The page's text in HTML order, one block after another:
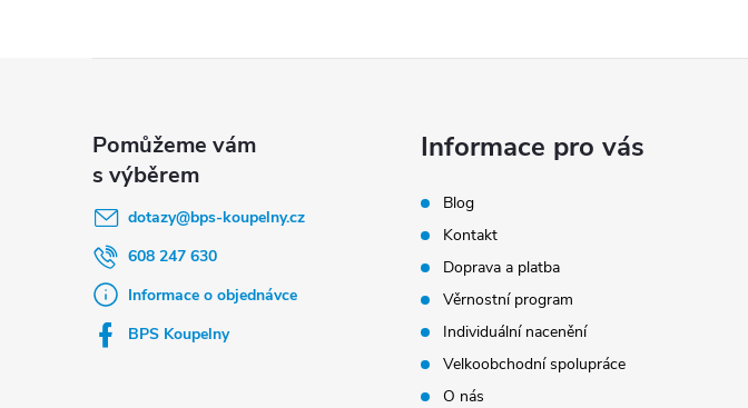
dotazy@bps-koupelny.cz
608 247 630
Informace o objednávce
BPS Koupelny
Informace pro vás
Blog
Kontakt
Doprava a platba
Věrnostní program
Individuální nacenění
Velkoobchodní spolupráce
O nás